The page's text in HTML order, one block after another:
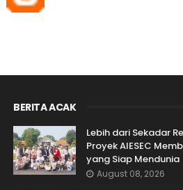
BERITA ACAK
Lebih dari Sekadar
Proyek AIESEC
yang Siap Mendunia
August 08, 2026